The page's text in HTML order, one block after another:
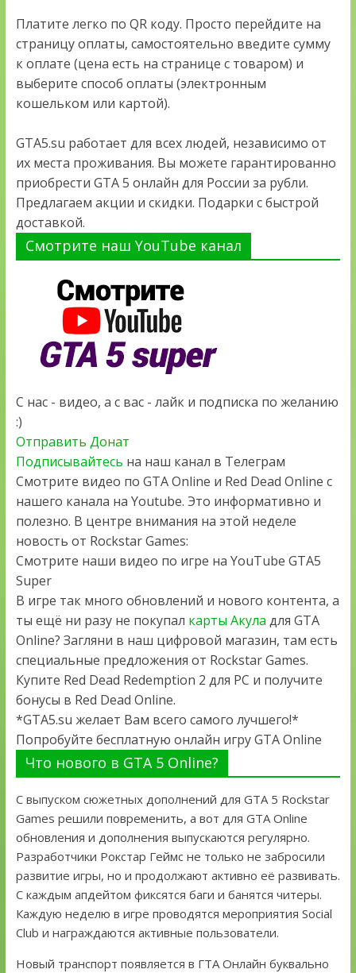
Платите легко по QR коду. Просто перейдите на
страницу оплаты, самостоятельно введите сумму
к оплате (цена есть на странице с товаром) и
выберите способ оплаты (электронным
кошельком или картой).
GTA5.su работает для всех людей, независимо от
их места проживания. Вы можете гарантированно
приобрести GTA 5 онлайн для России за рубли.
Предлагаем акции и скидки. Подарки с быстрой
доставкой.
Смотрите наш YouTube канал
С нас - видео, а с вас - лайк и подписка по желанию
:)
Отправить Донат
Подписывайтесь на наш канал в Телеграм
Смотрите видео по GTA Online и Red Dead Online с
нашего канала на Youtube. Это информативно и
полезно. В центре внимания на этой неделе
новость от Rockstar Games:
Смотрите наши видео по игре на YouTube GTA5
Super
В игре так много обновлений и нового контента, а
ты ещё ни разу не покупал карты Акула для GTA
Online? Загляни в наш цифровой магазин, там есть
специальные предложения от Rockstar Games.
Купите Red Dead Redemption 2 для PC и получите
бонусы в Red Dead Online.
*GTA5.su желает Вам всего самого лучшего!*
Попробуйте бесплатную онлайн игру GTA Online
Что нового в GTA 5 Online?
С выпуском сюжетных дополнений для GTA 5 Rockstar
Games решили повременить, а вот для GTA Online
обновления и дополнения выпускаются регулярно.
Разработчики Рокстар Геймс не только не забросили
развитие игры, но и продолжают активно её развивать.
С каждым апдейтом фиксятся баги и банятся читеры.
Каждую неделю в игре проводятся мероприятия Social
Club и награждаются активные пользователи.
Новый транспорт появляется в ГТА Онлайн буквально